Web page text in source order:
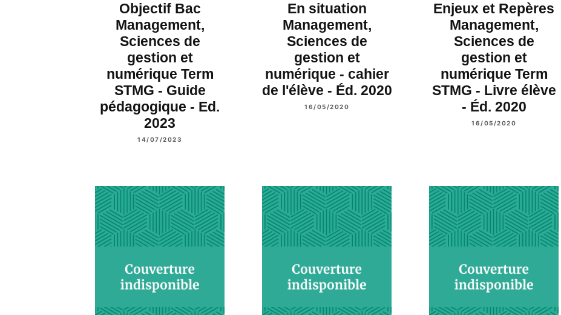
Objectif Bac
Management,
Sciences de
gestion et
numérique Term
STMG - Guide
pédagogique - Ed.
2023
14/07/2023
En situation
Management,
Sciences de
gestion et
numérique - cahier
de l'élève - Éd. 2020
16/05/2020
Enjeux et Repères
Management,
Sciences de
gestion et
numérique Term
STMG - Livre élève
- Éd. 2020
16/05/2020